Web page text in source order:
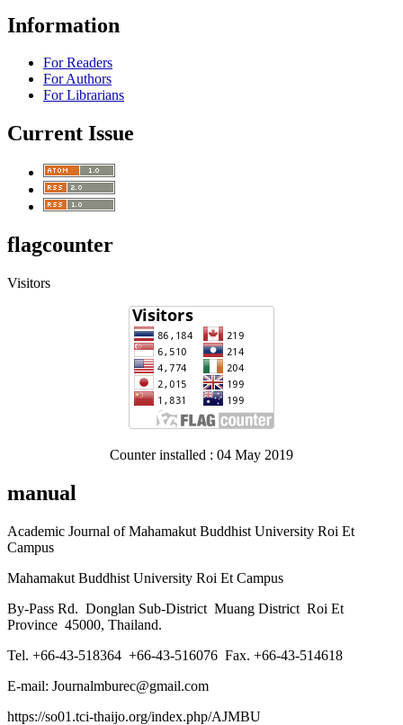
Information
For Readers
For Authors
For Librarians
Current Issue
flagcounter
Visitors
Counter installed : 04 May 2019
manual
Academic Journal of Mahamakut Buddhist University Roi Et
Campus
Mahamakut Buddhist University Roi Et Campus
By-Pass Rd. Donglan Sub-District Muang District Roi Et
Province 45000, Thailand.
Tel. +66-43-518364 +66-43-516076 Fax. +66-43-514618
E-mail: Journalmburec@gmail.com
https://so01.tci-thaijo.org/index.php/AJMBU